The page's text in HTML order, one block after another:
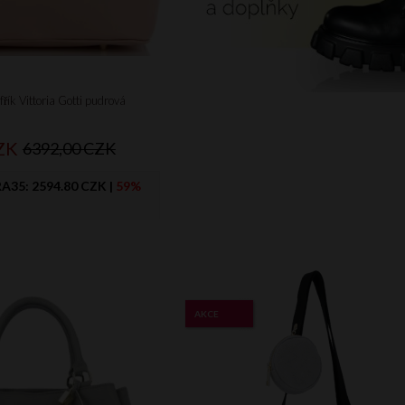
Vittoria Gotti pudrová
6392,00 CZK
2594.80 CZK | 59%
AKCE